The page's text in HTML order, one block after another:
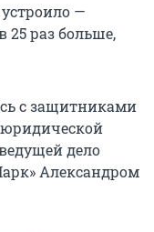
—
25 раз больше,
с защитниками
юридической
дело
Александром